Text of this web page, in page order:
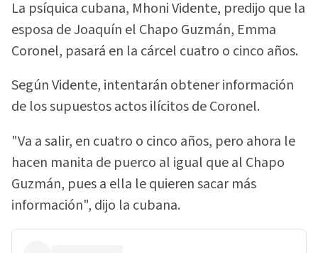
La psíquica cubana, Mhoni Vidente, predijo que la
esposa de Joaquín el Chapo Guzmán, Emma
Coronel, pasará en la cárcel cuatro o cinco años.
Según Vidente, intentarán obtener información
de los supuestos actos ilícitos de Coronel.
"Va a salir, en cuatro o cinco años, pero ahora le
hacen manita de puerco al igual que al Chapo
Guzmán, pues a ella le quieren sacar más
información", dijo la cubana.